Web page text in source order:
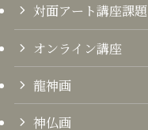
対面アート講座課題
オンライン講座
龍神画
神仏画